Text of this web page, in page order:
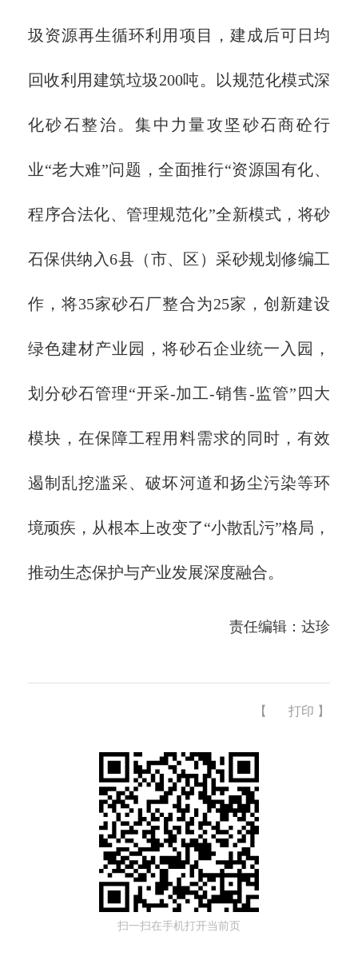
圾资源再生循环利用项目，建成后可日均
回收利用建筑垃圾200吨。以规范化模式深
化砂石整治。集中力量攻坚砂石商砼行
业“老大难”问题，全面推行“资源国有化、
程序合法化、管理规范化”全新模式，将砂
石保供纳入6县（市、区）采砂规划修编工
作，将35家砂石厂整合为25家，创新建设
绿色建材产业园，将砂石企业统一入园，
划分砂石管理“开采-加工-销售-监管”四大
模块，在保障工程用料需求的同时，有效
遏制乱挖滥采、破坏河道和扬尘污染等环
境顽疾，从根本上改变了“小散乱污”格局，
推动生态保护与产业发展深度融合。
责任编辑：达珍
【 打印 】
扫一扫在手机打开当前页